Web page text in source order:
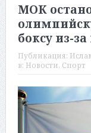
МОК
боксу из-
Публикация:
в: Новости, Спорт